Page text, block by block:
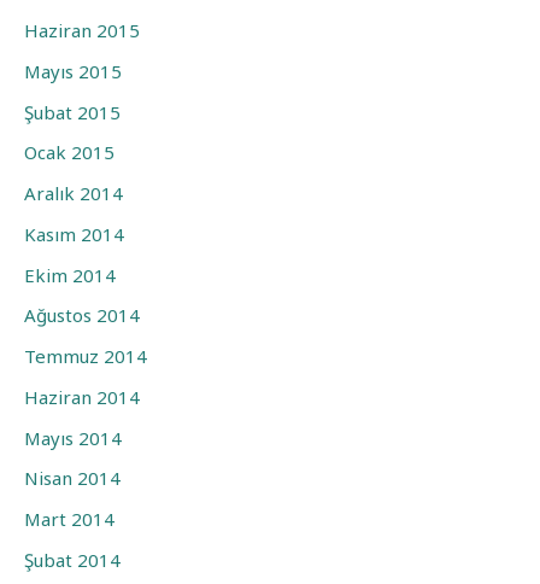
Haziran 2015
Mayıs 2015
Şubat 2015
Ocak 2015
Aralık 2014
Kasım 2014
Ekim 2014
Ağustos 2014
Temmuz 2014
Haziran 2014
Mayıs 2014
Nisan 2014
Mart 2014
Şubat 2014